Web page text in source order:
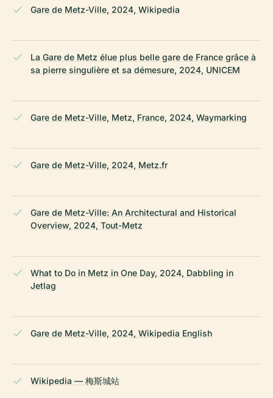
Gare de Metz-Ville, 2024, Wikipedia
La Gare de Metz élue plus belle gare de France grâce à
sa pierre singulière et sa démesure, 2024, UNICEM
Gare de Metz-Ville, Metz, France, 2024, Waymarking
Gare de Metz-Ville, 2024, Metz.fr
Gare de Metz-Ville: An Architectural and Historical
Overview, 2024, Tout-Metz
What to Do in Metz in One Day, 2024, Dabbling in
Jetlag
Gare de Metz-Ville, 2024, Wikipedia English
Wikipedia — 梅斯城站